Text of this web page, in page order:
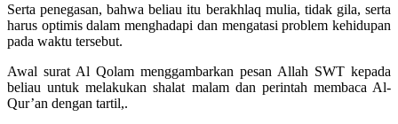
Serta penegasan, bahwa beliau itu berakhlaq mulia, tidak gila, serta
harus optimis dalam menghadapi dan mengatasi problem kehidupan
pada waktu tersebut.
Awal surat Al Qolam menggambarkan pesan Allah SWT kepada
beliau untuk melakukan shalat malam dan perintah membaca Al-
Qur’an dengan tartil,.